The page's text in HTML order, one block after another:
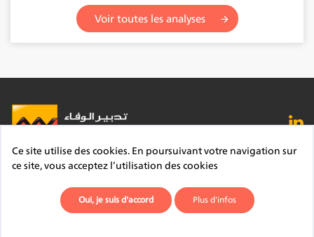
Voir toutes les analyses
FAQ Lexique Contact
Mentions légales
Site du Groupe
Plan du site Déontologie
Ce site utilise des cookies. En poursuivant votre navigation sur
ce site, vous acceptez l’utilisation des cookies
Oui, je suis d'accord Plus d'infos